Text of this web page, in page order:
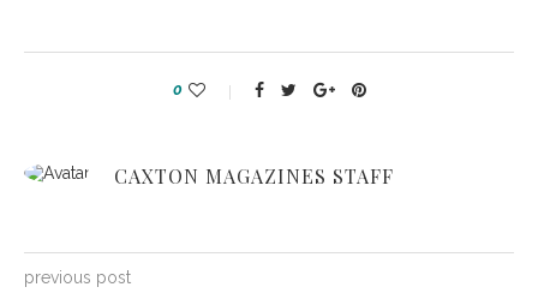
0
CAXTON MAGAZINES STAFF
previous post